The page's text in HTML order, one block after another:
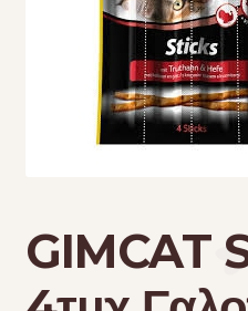
Κρεβατάκια
Τσάντες μεταφοράς
GIMCAT